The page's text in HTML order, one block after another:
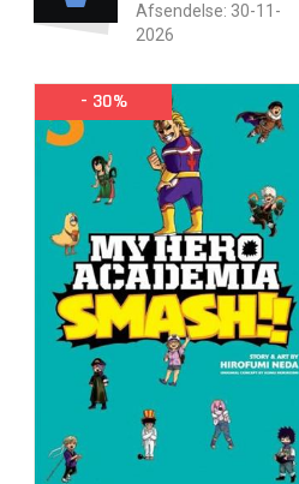
Afsendelse: 30-11-
2026
- 30%